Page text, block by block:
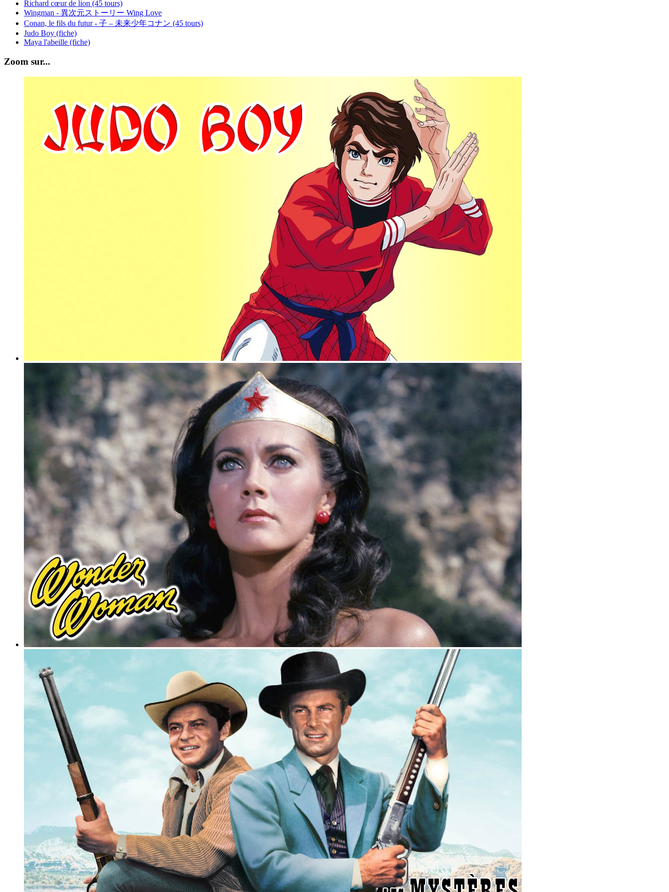
Richard cœur de lion (45 tours)
Wingman - 異次元ストーリー Wing Love
Conan, le fils du futur - 子 – 未来少年コナン (45 tours)
Judo Boy (fiche)
Maya l'abeille (fiche)
Zoom sur...